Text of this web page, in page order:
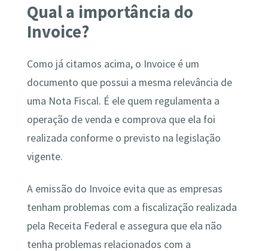
Qual a importância do
Invoice?
Como já citamos acima, o Invoice é um
documento que possui a mesma relevância de
uma Nota Fiscal. É ele quem regulamenta a
operação de venda e comprova que ela foi
realizada conforme o previsto na legislação
vigente.
A emissão do Invoice evita que as empresas
tenham problemas com a fiscalização realizada
pela Receita Federal e assegura que ela não
tenha problemas relacionados com a